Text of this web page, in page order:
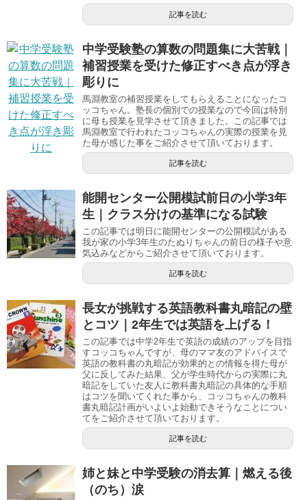
記事を読む
中学受験塾の算数の問題集に大苦戦｜
補習授業を受けた修正すべき点が浮き
彫りに
馬淵教室の補習授業をしてもらえることになったコ
ッコちゃん。塾長の個別での授業なので今回は特別
に母も授業を見学させて頂きました。この記事では
馬淵教室で行われたコッコちゃんの実際の授業を見
た母が感じた事をご紹介させて頂いております。
記事を読む
能開センター公開模試前日の小学3年
生｜クラス分けの基準になる試験
この記事では明日に能開センターの公開模試がある
我が家の小学3年生のたぬりちゃんの前日の様子や意
気込みなどからご紹介させて頂いております。
記事を読む
長女が挑戦する英語教科書丸暗記の壁
とコツ｜2年生では英語を上げる！
この記事では中学2年生で英語の成績のアップを目指
すコッコちゃんですが、母のママ友のアドバイスで
英語の教科書の丸暗記が効果的との情報を得た母が
父に反してみた結果、父が学生時代からの実際に丸
暗記をしていた友人に教科書丸暗記の具体的な手順
はコツを聞いてくれた事から、コッコちゃんの教科
書丸暗記計画がいよいよ始動できそうなことについ
てをご紹介させて頂いております。
記事を読む
姉と妹と中学受験の消去算｜燃える後
（のち）涙